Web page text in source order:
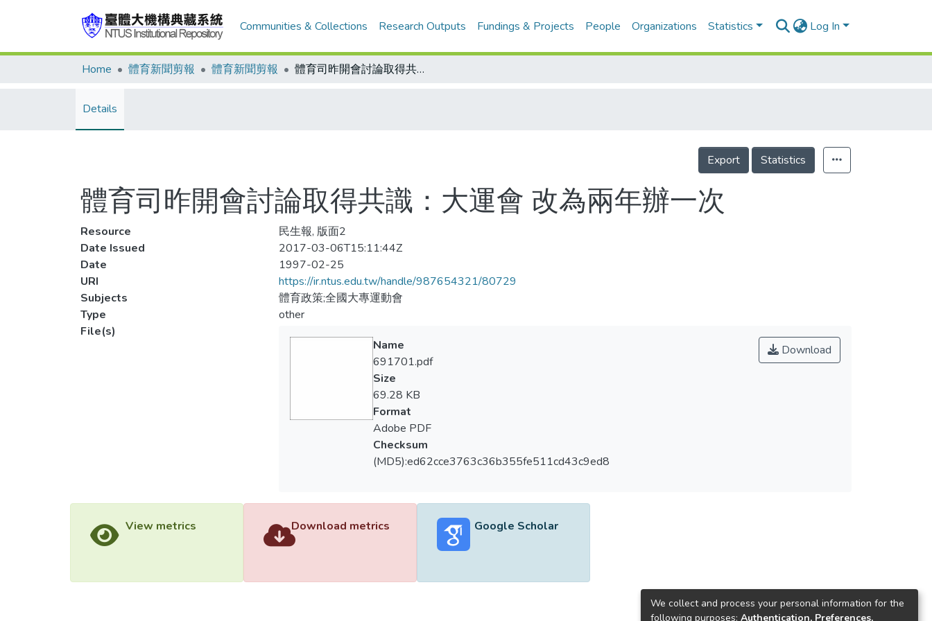
Communities & Collections Research Outputs Fundings & Projects People Organizations Statistics Log In
Home 體育新聞剪報 體育新聞剪報 體育司昨開會討論取得共識：大運會 改為兩年辦一次
Details
Export Statistics
體育司昨開會討論取得共識：大運會 改為兩年辦一次
Resource
民生報, 版面2
Date Issued
2017-03-06T15:11:44Z
Date
1997-02-25
URI
https://ir.ntus.edu.tw/handle/987654321/80729
Subjects
體育政策;全國大專運動會
Type
other
File(s)
Download
Name
691701.pdf
Size
69.28 KB
Format
Adobe PDF
Checksum
(MD5):ed62cce3763c36b355fe511cd43c9ed8
View metrics Download metrics Google Scholar
We collect and process your personal information for the
following purposes: Authentication, Preferences,